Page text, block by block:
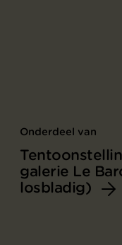
Onderdeel van
galerie Le
losbladig)